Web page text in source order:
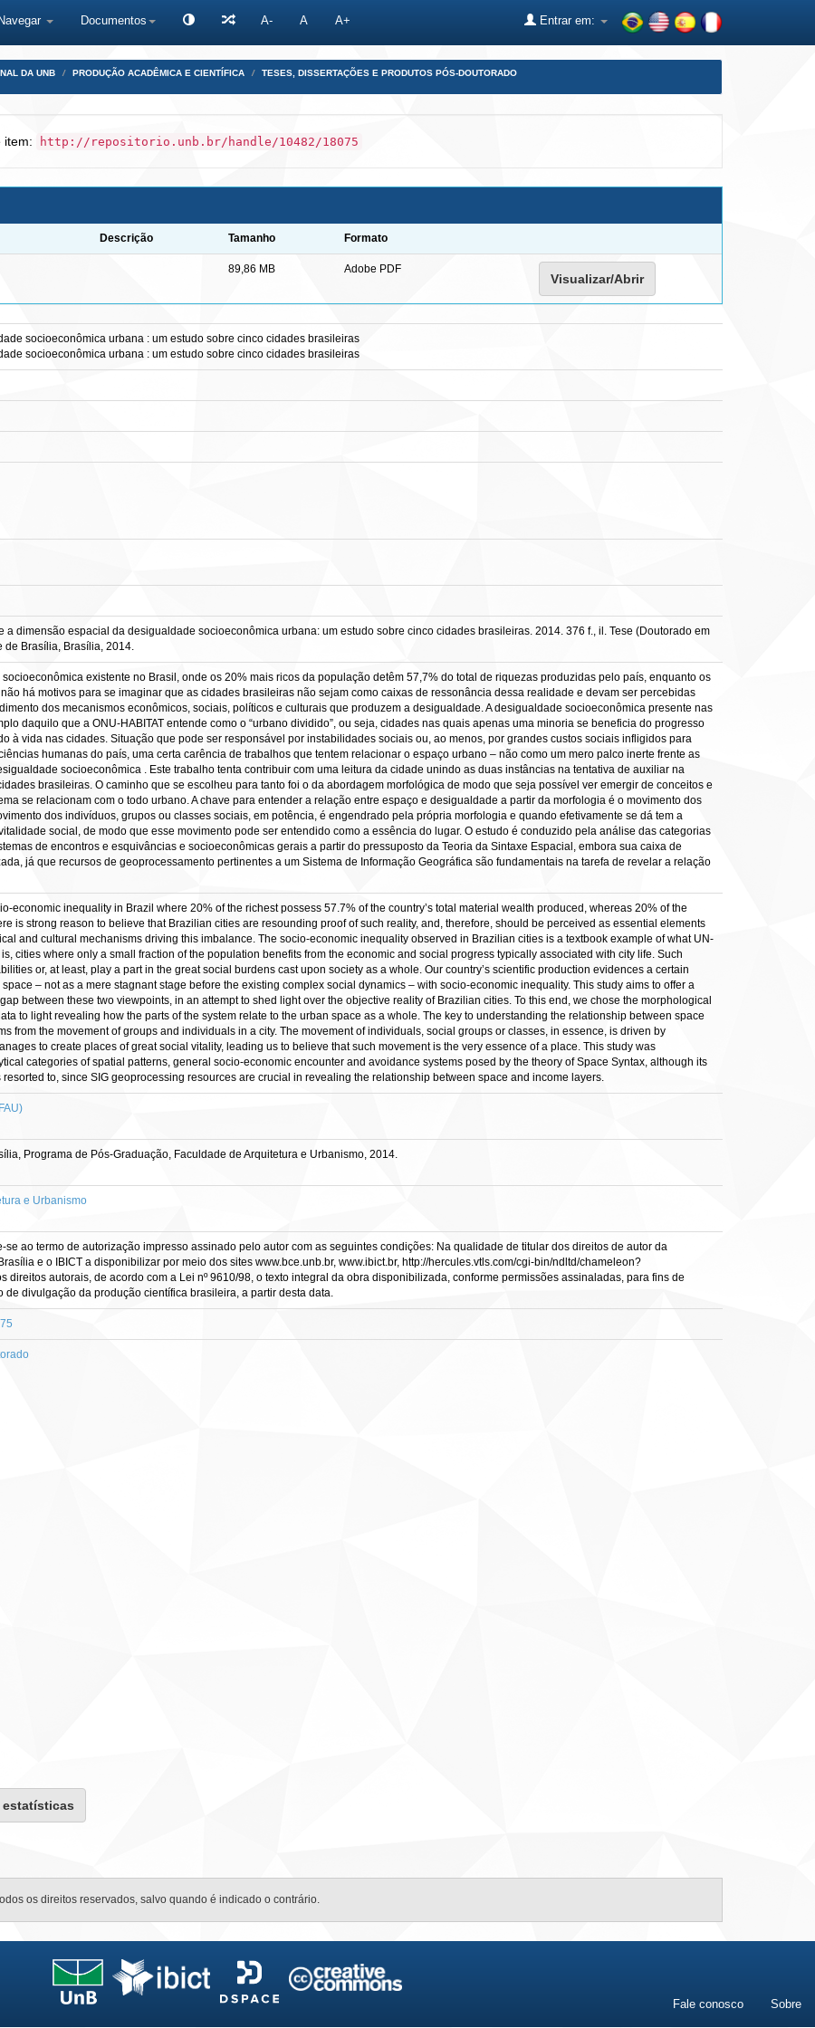
Navegar Documentos A- A A+ Entrar em:
DA UNB PRODUÇÃO ACADÊMICA E CIENTÍFICA TESES, DISSERTAÇÕES E PRODUTOS PÓS-DOUTORADO
item: http://repositorio.unb.br/handle/10482/18075
Descrição Tamanho Formato
89,86 MB Adobe PDF
Visualizar/Abrir
socioeconômica urbana : um estudo sobre cinco cidades brasileiras
socioeconômica urbana : um estudo sobre cinco cidades brasileiras
a dimensão espacial da desigualdade socioeconômica urbana: um estudo sobre cinco cidades brasileiras. 2014. 376 f., il. Tese (Doutorado em
Brasília, Brasília, 2014.
existente no Brasil, onde os 20% mais ricos da população detêm 57,7% do total de riquezas produzidas pelo país, enquanto os
há motivos para se imaginar que as cidades brasileiras não sejam como caixas de ressonância dessa realidade e devam ser percebidas
dos mecanismos econômicos, sociais, políticos e culturais que produzem a desigualdade. A desigualdade socioeconômica presente nas
daquilo que a ONU-HABITAT entende como o “urbano dividido”, ou seja, cidades nas quais apenas uma minoria se beneficia do progresso
à vida nas cidades. Situação que pode ser responsável por instabilidades sociais ou, ao menos, por grandes custos sociais infligidos para
humanas do país, uma certa carência de trabalhos que tentem relacionar o espaço urbano – não como um mero palco inerte frente as
socioeconômica . Este trabalho tenta contribuir com uma leitura da cidade unindo as duas instâncias na tentativa de auxiliar na
brasileiras. O caminho que se escolheu para tanto foi o da abordagem morfológica de modo que seja possível ver emergir de conceitos e
se relacionam com o todo urbano. A chave para entender a relação entre espaço e desigualdade a partir da morfologia é o movimento dos
dos indivíduos, grupos ou classes sociais, em potência, é engendrado pela própria morfologia e quando efetivamente se dá tem a
social, de modo que esse movimento pode ser entendido como a essência do lugar. O estudo é conduzido pela análise das categorias
de encontros e esquivâncias e socioeconômicas gerais a partir do pressuposto da Teoria da Sintaxe Espacial, embora sua caixa de
já que recursos de geoprocessamento pertinentes a um Sistema de Informação Geográfica são fundamentais na tarefa de revelar a relação
economic inequality in Brazil where 20% of the richest possess 57.7% of the country’s total material wealth produced, whereas 20% of the
is strong reason to believe that Brazilian cities are resounding proof of such reality, and, therefore, should be perceived as essential elements
and cultural mechanisms driving this imbalance. The socio-economic inequality observed in Brazilian cities is a textbook example of what UN-
is, cities where only a small fraction of the population benefits from the economic and social progress typically associated with city life. Such
or, at least, play a part in the great social burdens cast upon society as a whole. Our country’s scientific production evidences a certain
– not as a mere stagnant stage before the existing complex social dynamics – with socio-economic inequality. This study aims to offer a
between these two viewpoints, in an attempt to shed light over the objective reality of Brazilian cities. To this end, we chose the morphological
to light revealing how the parts of the system relate to the urban space as a whole. The key to understanding the relationship between space
from the movement of groups and individuals in a city. The movement of individuals, social groups or classes, in essence, is driven by
to create places of great social vitality, leading us to believe that such movement is the very essence of a place. This study was
categories of spatial patterns, general socio-economic encounter and avoidance systems posed by the theory of Space Syntax, although its
to, since SIG geoprocessing resources are crucial in revealing the relationship between space and income layers.
Programa de Pós-Graduação, Faculdade de Arquitetura e Urbanismo, 2014.
e Urbanismo
se ao termo de autorização impresso assinado pelo autor com as seguintes condições: Na qualidade de titular dos direitos de autor da
e o IBICT a disponibilizar por meio dos sites www.bce.unb.br, www.ibict.br, http://hercules.vtls.com/cgi-bin/ndltd/chameleon?
direitos autorais, de acordo com a Lei nº 9610/98, o texto integral da obra disponibilizada, conforme permissões assinaladas, para fins de
de divulgação da produção científica brasileira, a partir desta data.
estatísticas
os direitos reservados, salvo quando é indicado o contrário.
Fale conosco Sobre